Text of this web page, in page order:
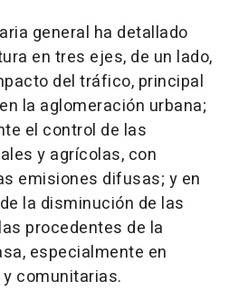
general ha detallado
en tres ejes, de un lado,
del tráfico, principal
la aglomeración urbana;
el control de las
y agrícolas, con
emisiones difusas; y en
la disminución de las
procedentes de la
especialmente en
comunitarias.